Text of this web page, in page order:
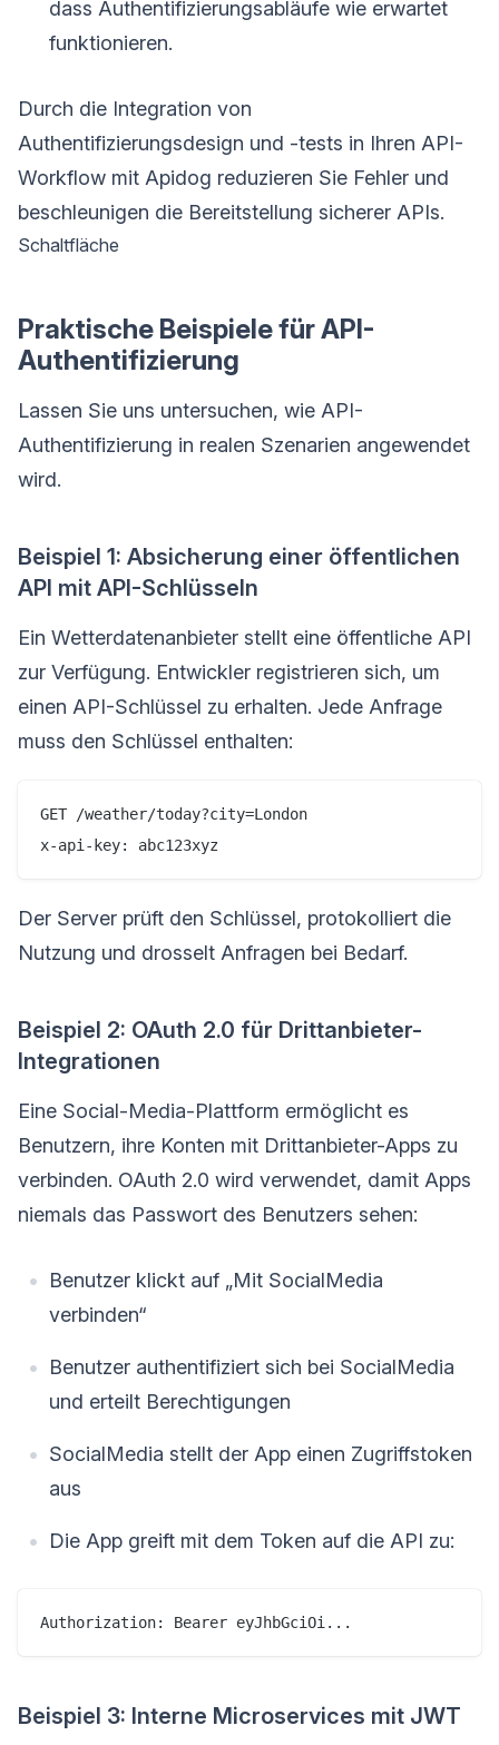
dass Authentifizierungsabläufe wie erwartet
funktionieren.
Durch die Integration von
Authentifizierungsdesign und -tests in Ihren API-
Workflow mit Apidog reduzieren Sie Fehler und
beschleunigen die Bereitstellung sicherer APIs.
Schaltfläche
Praktische Beispiele für API-
Authentifizierung
Lassen Sie uns untersuchen, wie API-
Authentifizierung in realen Szenarien angewendet
wird.
Beispiel 1: Absicherung einer öffentlichen
API mit API-Schlüsseln
Ein Wetterdatenanbieter stellt eine öffentliche API
zur Verfügung. Entwickler registrieren sich, um
einen API-Schlüssel zu erhalten. Jede Anfrage
muss den Schlüssel enthalten:
GET /weather/today?city=London
Der Server prüft den Schlüssel, protokolliert die
Nutzung und drosselt Anfragen bei Bedarf.
Beispiel 2: OAuth 2.0 für Drittanbieter-
Integrationen
Eine Social-Media-Plattform ermöglicht es
Benutzern, ihre Konten mit Drittanbieter-Apps zu
verbinden. OAuth 2.0 wird verwendet, damit Apps
niemals das Passwort des Benutzers sehen:
Benutzer klickt auf „Mit SocialMedia
verbinden“
Benutzer authentifiziert sich bei SocialMedia
und erteilt Berechtigungen
SocialMedia stellt der App einen Zugriffstoken
aus
Die App greift mit dem Token auf die API zu:
Beispiel 3: Interne Microservices mit JWT